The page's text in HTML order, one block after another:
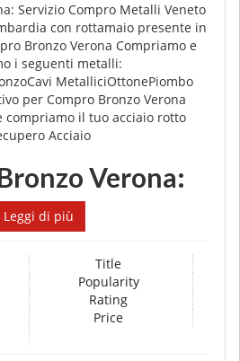
Servizio Compro Metalli Veneto
con rottamaio presente in
Bronzo Verona Compriamo e
i seguenti metalli:
MetalliciOttonePiombo
per Compro Bronzo Verona
compriamo il tuo acciaio rotto
Acciaio
Verona:
Leggi di più
Title
Popularity
Rating
Price